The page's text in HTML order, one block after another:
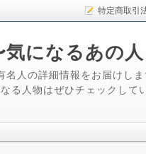
特定商取引
になるあの
名人の詳細情報をお届けし
る人物はぜひチェックして